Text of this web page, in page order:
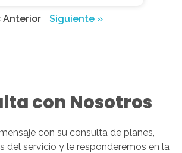
Anterior Siguiente »
con Nosotros
con su consulta de planes,
del servicio y le responderemos en la